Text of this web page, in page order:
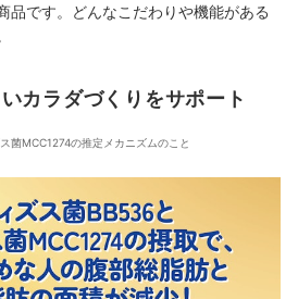
品です。どんなこだわりや機能がある
カラダづくりをサポート
菌MCC1274の推定メカニズムのこと